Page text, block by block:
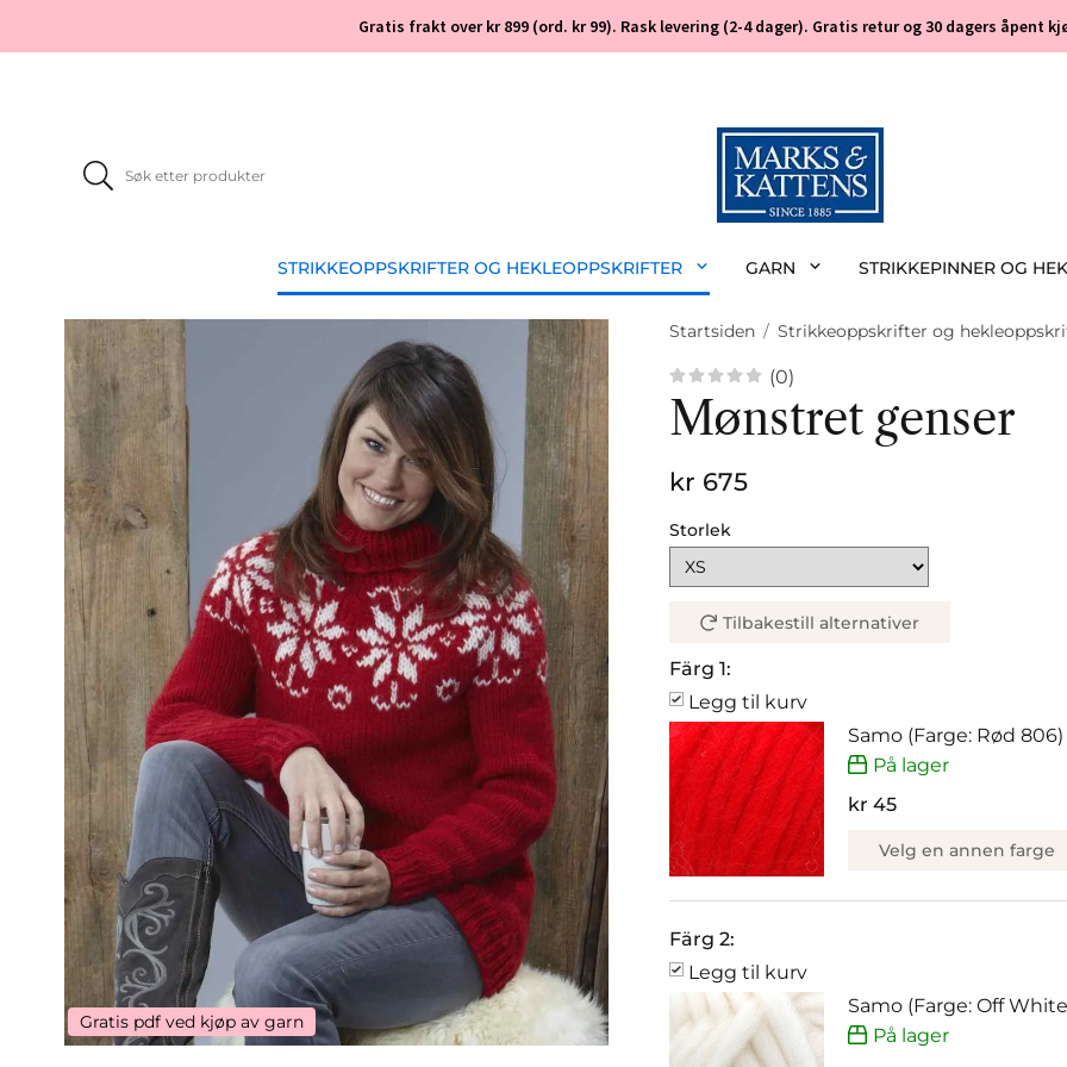
Gratis frakt over kr 899 (ord. kr 99). Rask levering (2-4 dager). Gratis retur og 30 dagers åpent
STRIKKEOPPSKRIFTER OG HEKLEOPPSKRIFTER GARN STRIKKEPINNER OG
Gratis pdf ved kjøp av garn
Startsiden / Strikkeoppskrifter og
(0)
Mønstret genser
kr 675
Storlek
Tilbakestill alternativer
Färg 1:
Legg til kurv
Samo (Farge: Rød 806)
På lager
kr 45
Velg en annen farge
Färg 2:
Legg til kurv
Samo (Farge: Off
På lager